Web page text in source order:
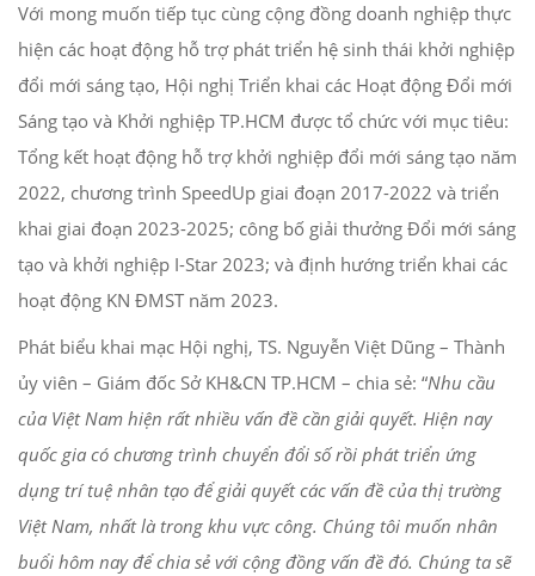
Với mong muốn tiếp tục cùng cộng đồng doanh nghiệp thực
hiện các hoạt động hỗ trợ phát triển hệ sinh thái khởi nghiệp
đổi mới sáng tạo, Hội nghị Triển khai các Hoạt động Đổi mới
Sáng tạo và Khởi nghiệp TP.HCM được tổ chức với mục tiêu:
Tổng kết hoạt động hỗ trợ khởi nghiệp đổi mới sáng tạo năm
2022, chương trình SpeedUp giai đoạn 2017-2022 và triển
khai giai đoạn 2023-2025; công bố giải thưởng Đổi mới sáng
tạo và khởi nghiệp I-Star 2023; và định hướng triển khai các
hoạt động KN ĐMST năm 2023.
Phát biểu khai mạc Hội nghị, TS. Nguyễn Việt Dũng – Thành
ủy viên – Giám đốc Sở KH&CN TP.HCM – chia sẻ: “Nhu cầu
của Việt Nam hiện rất nhiều vấn đề cần giải quyết. Hiện nay
quốc gia có chương trình chuyển đổi số rồi phát triển ứng
dụng trí tuệ nhân tạo để giải quyết các vấn đề của thị trường
Việt Nam, nhất là trong khu vực công. Chúng tôi muốn nhân
buổi hôm nay để chia sẻ với cộng đồng vấn đề đó. Chúng ta sẽ